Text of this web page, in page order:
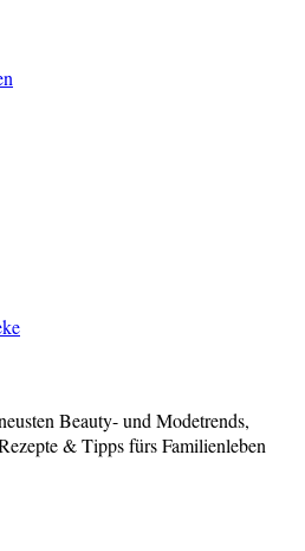
Beauty- und Modetrends,
& Tipps fürs Familienleben